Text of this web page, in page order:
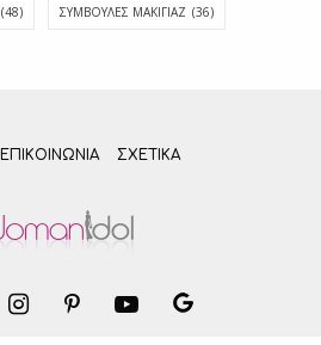
(48) ΣΥΜΒΟΥΛΈΣ ΜΑΚΙΓΙΆΖ (36)
ΕΠΙΚΟΙΝΩΝΊΑ ΣΧΕΤΙΚΆ